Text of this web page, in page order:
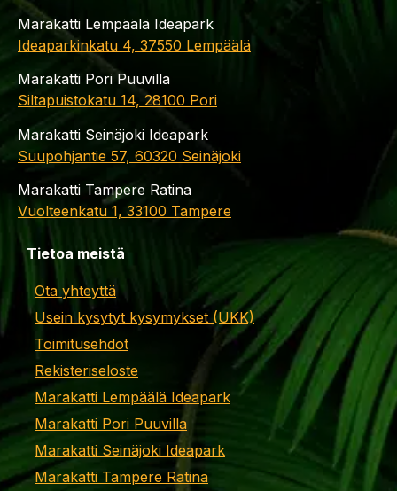
Marakatti Lempäälä Ideapark
Ideaparkinkatu 4, 37550 Lempäälä
Marakatti Pori Puuvilla
Siltapuistokatu 14, 28100 Pori
Marakatti Seinäjoki Ideapark
Suupohjantie 57, 60320 Seinäjoki
Marakatti Tampere Ratina
Vuolteenkatu 1, 33100 Tampere
Tietoa meistä
Ota yhteyttä
Usein kysytyt kysymykset (UKK)
Toimitusehdot
Rekisteriseloste
Marakatti Lempäälä Ideapark
Marakatti Pori Puuvilla
Marakatti Seinäjoki Ideapark
Marakatti Tampere Ratina